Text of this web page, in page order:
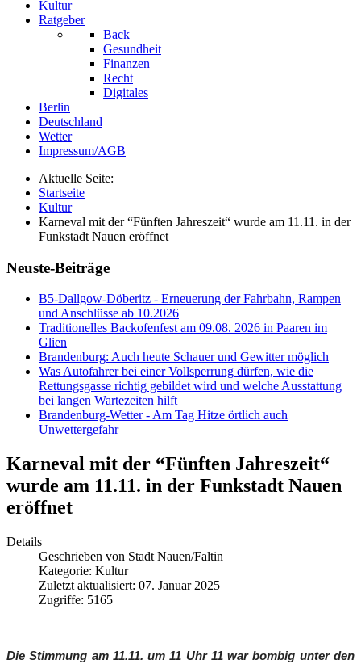
Kultur
Ratgeber
Back
Gesundheit
Finanzen
Recht
Digitales
Berlin
Deutschland
Wetter
Impressum/AGB
Aktuelle Seite:
Startseite
Kultur
Karneval mit der “Fünften Jahreszeit“ wurde am 11.11. in der
Funkstadt Nauen eröffnet
Neuste-Beiträge
B5-Dallgow-Döberitz - Erneuerung der Fahrbahn, Rampen
und Anschlüsse ab 10.2026
Traditionelles Backofenfest am 09.08. 2026 in Paaren im
Glien
Brandenburg: Auch heute Schauer und Gewitter möglich
Was Autofahrer bei einer Vollsperrung dürfen, wie die
Rettungsgasse richtig gebildet wird und welche Ausstattung
bei langen Wartezeiten hilft
Brandenburg-Wetter - Am Tag Hitze örtlich auch
Unwettergefahr
Karneval mit der “Fünften Jahreszeit“
wurde am 11.11. in der Funkstadt Nauen
eröffnet
Details
Geschrieben von Stadt Nauen/Faltin
Kategorie: Kultur
Zuletzt aktualisiert: 07. Januar 2025
Zugriffe: 5165
Die Stimmung am 11.11. um 11 Uhr 11 war bombig unter den